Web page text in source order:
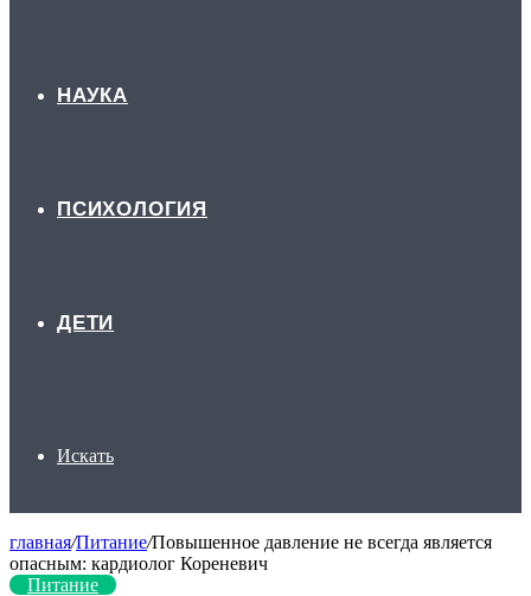
НАУКА
ПСИХОЛОГИЯ
ДЕТИ
Искать
главная/Питание/Повышенное давление не всегда является
опасным: кардиолог Кореневич
Питание